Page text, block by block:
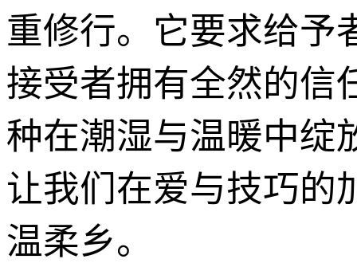
重修行。它要求给予
接受者拥有全然的信
种在潮湿与温暖中绽
让我们在爱与技巧的
温柔乡。